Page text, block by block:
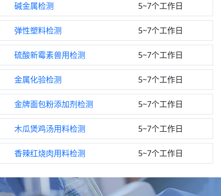
碱金属检测 5~7个工作日
弹性塑料检测 5~7个工作日
硫酸新霉素兽用检测 5~7个工作日
金属化验检测 5~7个工作日
金牌面包粉添加剂检测 5~7个工作日
木瓜煲鸡汤用料检测 5~7个工作日
香辣红烧肉用料检测 5~7个工作日